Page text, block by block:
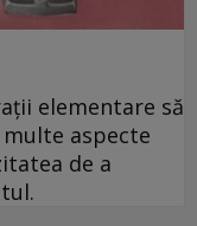
elementare să
aspecte
de a